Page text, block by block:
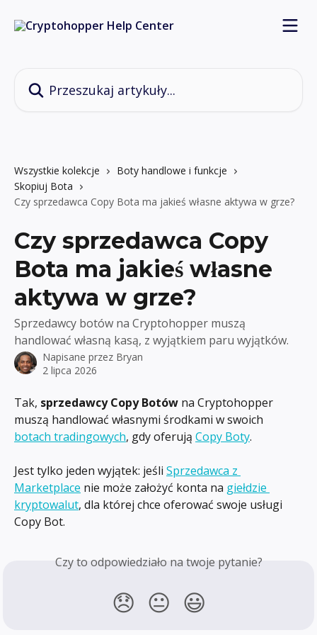
Wszystkie kolekcje
Boty handlowe i funkcje
Skopiuj Bota
Czy sprzedawca Copy Bota ma jakieś własne aktywa w grze?
Czy sprzedawca Copy
Bota ma jakieś własne
aktywa w grze?
Sprzedawcy botów na Cryptohopper muszą
handlować własną kasą, z wyjątkiem paru wyjątków.
Napisane przez Bryan
2 lipca 2026
Tak, sprzedawcy Copy Botów na Cryptohopper
muszą handlować własnymi środkami w swoich
botach tradingowych, gdy oferują Copy Boty.
Jest tylko jeden wyjątek: jeśli Sprzedawca z
Marketplace nie może założyć konta na giełdzie
kryptowalut, dla której chce oferować swoje usługi
Copy Bot.
Czy to odpowiedziało na twoje pytanie?
😞 😐 😃